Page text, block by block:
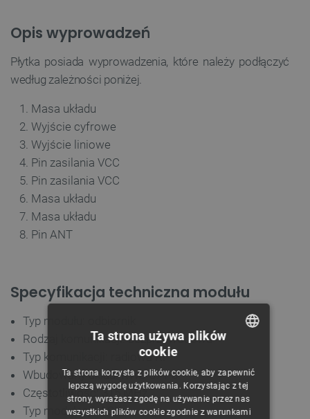
Opis wyprowadzeń
Płytka posiada wyprowadzenia, które należy podłączyć
według zależności poniżej.
Masa układu
Wyjście cyfrowe
Wyjście liniowe
Pin zasilania VCC
Pin zasilania VCC
Masa układu
Masa układu
Pin ANT
Specyfikacja techniczna modułu
Typ modułu: odbiornik
Rodzaj komunikacji: bezprzewodowa
Typ komunikacji: radiowa RF
Wbudowany układ: RWS-371-3
Częstotliwość: 315 MHz
Typ modulacji: ASK
CZECH
ENGLISH
Ta strona używa plików
cookie
Ta strona korzysta z plików cookie, aby zapewnić
lepszą wygodę użytkowania. Korzystając z tej
strony, wyrażasz zgodę na używanie przez nas
wszystkich plików cookie zgodnie z warunkami